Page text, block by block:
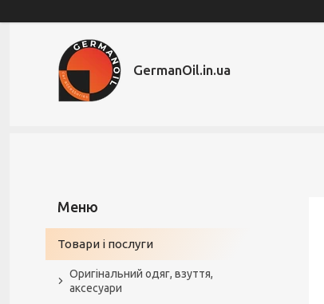
GermanOil.in.ua
Товари і послуги
Оригінальний одяг, взуття,
аксесуари